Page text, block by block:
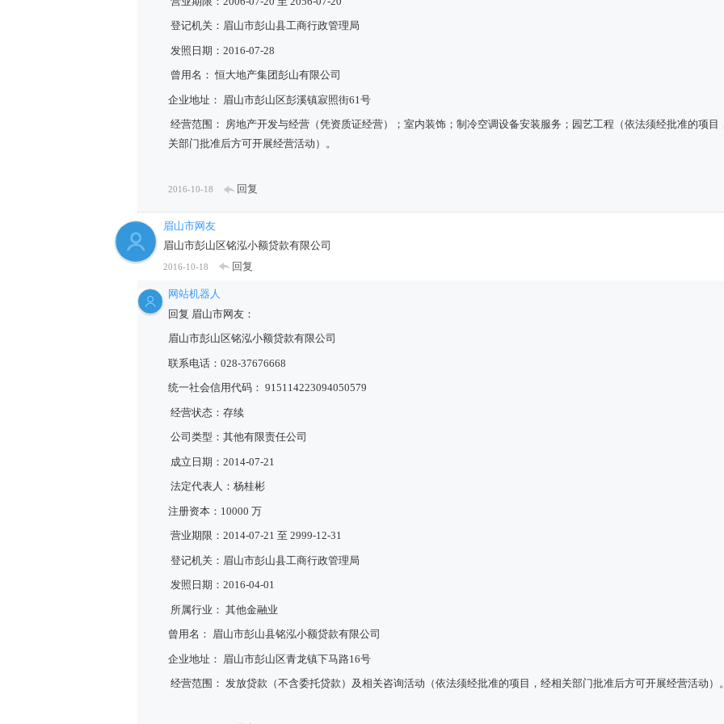
登记机关：眉山市彭山县工商行政管理局
发照日期：2016-07-28
曾用名： 恒大地产集团彭山有限公司
企业地址： 眉山市彭山区彭溪镇寂照街61号
经营范围： 房地产开发与经营（凭资质证经营）；室内装饰；制冷空调设备安装服务；园艺工程（依法须经批准的项目
关部门批准后方可开展经营活动）。
2016-10-18 回复
眉山市网友
眉山市彭山区铭泓小额贷款有限公司
2016-10-18 回复
网站机器人
回复 眉山市网友：
眉山市彭山区铭泓小额贷款有限公司
联系电话：028-37676668
统一社会信用代码： 915114223094050579
经营状态：存续
公司类型：其他有限责任公司
成立日期：2014-07-21
法定代表人：杨桂彬
注册资本：10000 万
营业期限：2014-07-21 至 2999-12-31
登记机关：眉山市彭山县工商行政管理局
发照日期：2016-04-01
所属行业： 其他金融业
曾用名： 眉山市彭山县铭泓小额贷款有限公司
企业地址： 眉山市彭山区青龙镇下马路16号
经营范围： 发放贷款（不含委托贷款）及相关咨询活动（依法须经批准的项目，经相关部门批准后方可开展经营活动）